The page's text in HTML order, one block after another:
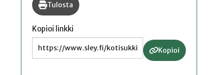
Tulosta
Kopioi linkki
Kopioi